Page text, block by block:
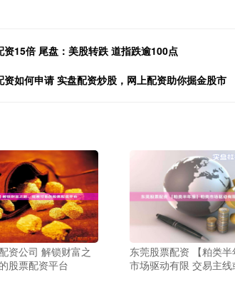
资15倍 尾盘：美股转跌 道指跌逾100点
资如何申请 实盘配资炒股，网上配资助你掘金股市
资公司 解锁财富之
股票配资平台
东莞股票配资 【粕类
市场驱动有限 交易主